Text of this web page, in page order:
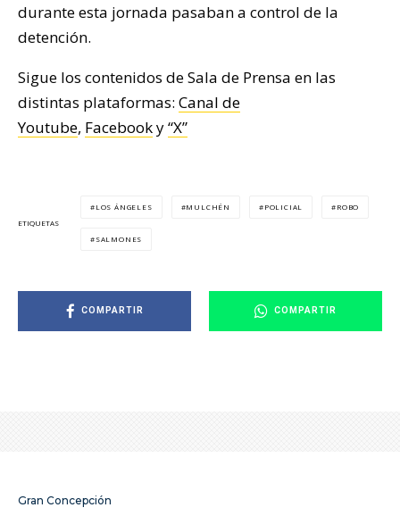
durante esta jornada pasaban a control de la
detención.
Sigue los contenidos de Sala de Prensa en las
distintas plataformas: Canal de
Youtube, Facebooky“X”
ETIQUETAS
LOS ÁNGELES MULCHÉN POLICIAL ROBO
SALMONES
COMPARTIR COMPARTIR
Gran Concepción